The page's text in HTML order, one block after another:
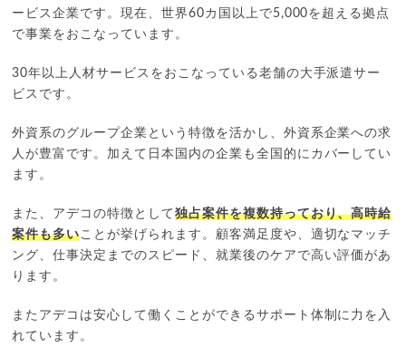
ービス企業です。現在、世界60カ国以上で5,000を超える拠点
で事業をおこなっています。
30年以上人材サービスをおこなっている老舗の大手派遣サー
ビスです。
外資系のグループ企業という特徴を活かし、外資系企業への求
人が豊富です。加えて日本国内の企業も全国的にカバーしてい
ます。
また、アデコの特徴として 独占案件を複数持っており、高時給
案件も多いことが挙げられます。顧客満足度や、適切なマッチ
ング、仕事決定までのスピード、就業後のケアで高い評価があ
ります。
またアデコは安心して働くことができるサポート体制に力を入
れています。